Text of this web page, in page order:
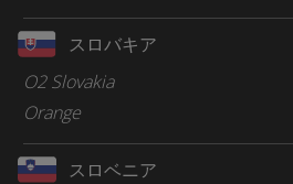
スロバキア
O2 Slovakia
Orange
スロベニア